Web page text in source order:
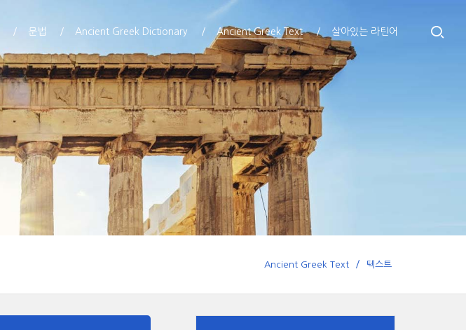
문법 Ancient Greek Dictionary Ancient Greek Text 살아있는 라틴어
Ancient Greek Text 텍스트